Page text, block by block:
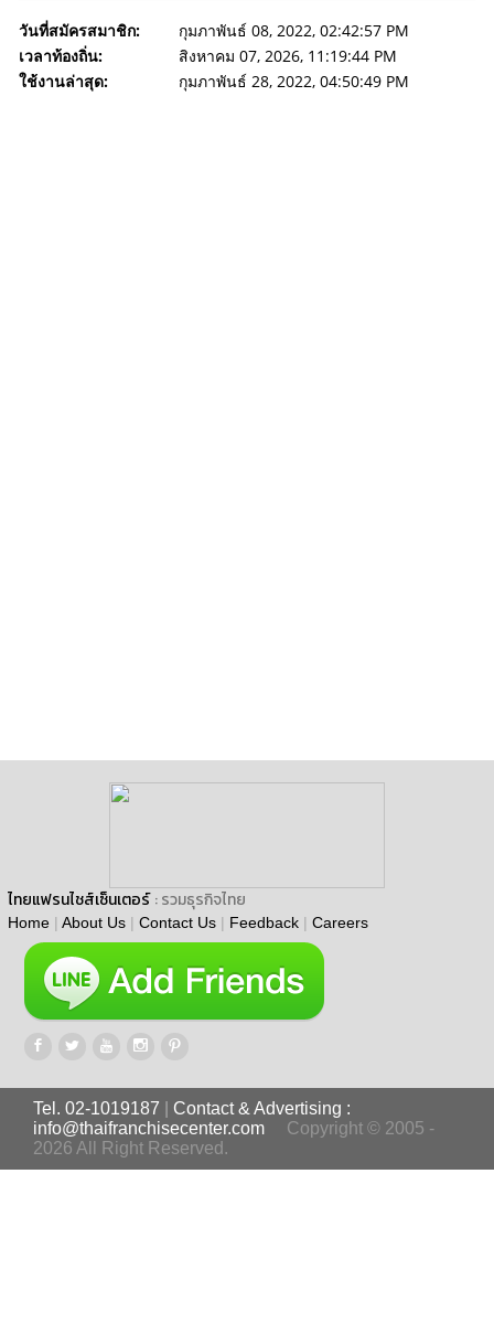
วันที่สมัครสมาชิก:
กุมภาพันธ์ 08, 2022, 02:42:57 PM
เวลาท้องถิ่น:
สิงหาคม 07, 2026, 11:19:44 PM
ใช้งานล่าสุด:
กุมภาพันธ์ 28, 2022, 04:50:49 PM
ไทยแฟรนไชส์เซ็นเตอร์ : รวมธุรกิจไทย
Home | About Us | Contact Us | Feedback | Careers
Tel. 02-1019187
Contact & Advertising :
info@thaifranchisecenter.com
Copyright © 2005 -
2026 All Right Reserved.